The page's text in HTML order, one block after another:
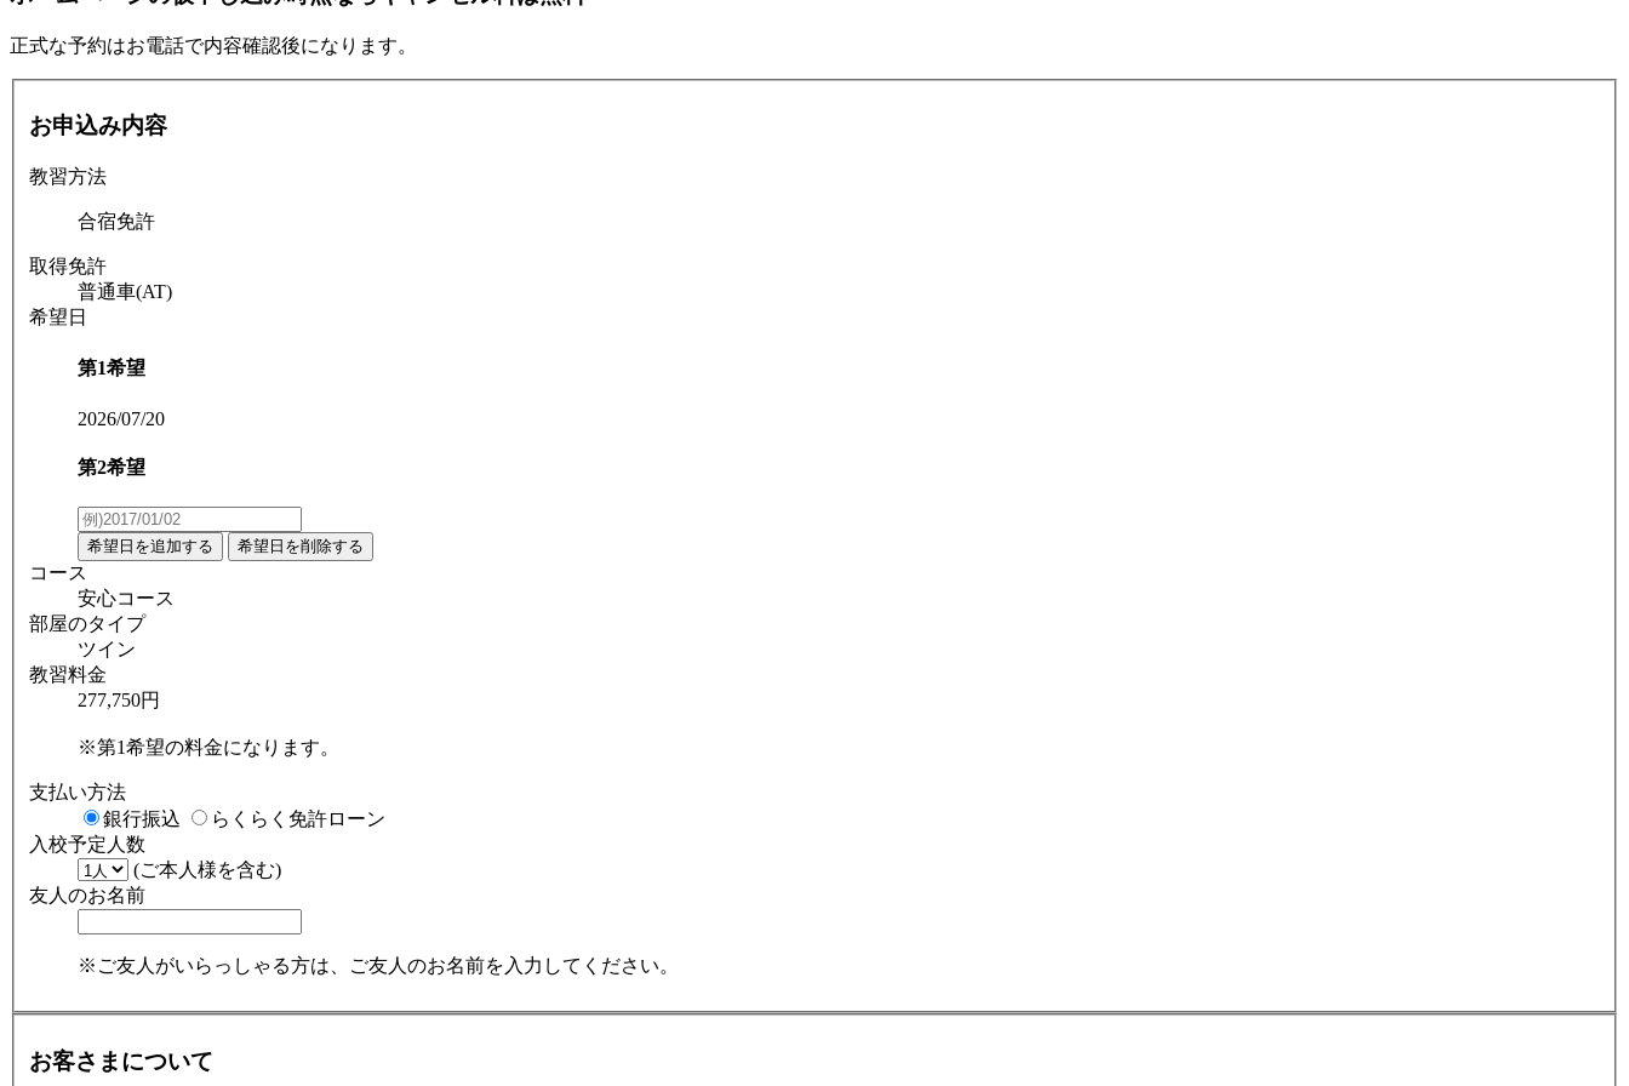
正式な予約はお電話で内容確認後になります。
お申込み内容
教習方法
合宿免許
取得免許
普通車(AT)
希望日
第1希望
2026/07/20
第2希望
コース
安心コース
部屋のタイプ
ツイン
教習料金
277,750円
※第1希望の料金になります。
支払い方法
銀行振込
らくらく免許ローン
入校予定人数
(ご本人様を含む)
友人のお名前
※ご友人がいらっしゃる方は、ご友人のお名前を入力してください。
お客さまについて